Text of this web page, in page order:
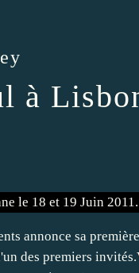
à
annonce sa
des premiers